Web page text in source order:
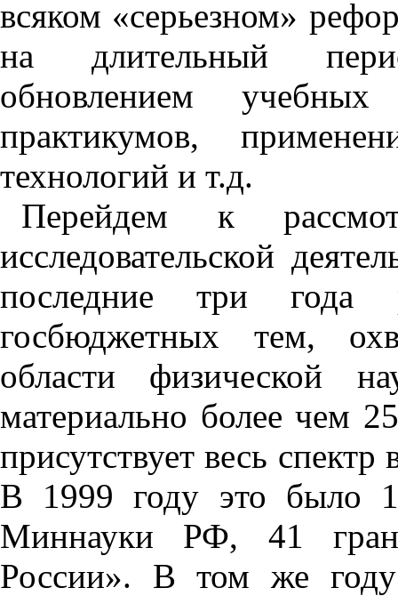
всяком «серьезном»
на длительный
обновлением
практикумов,
технологий и т.д.
Перейдем к
исследовательской
последние три года
госбюджетных тем,
области физической
материально более чем
присутствует весь
В 1999 году это было
Миннауки РФ, 41
России». В том же году